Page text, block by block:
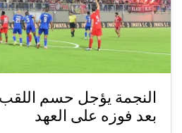
النجمة يؤجل حسم اللقب
بعد فوزه على العهد